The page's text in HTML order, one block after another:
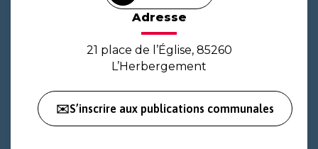
Adresse
21 place de l’Église, 85260
L’Herbergement
✉️S’inscrire aux publications communales